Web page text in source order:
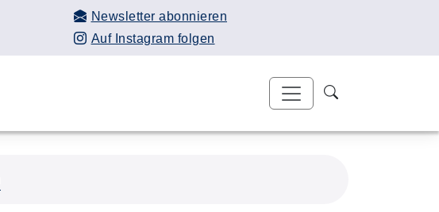
Newsletter abonnieren
Auf Instagram folgen